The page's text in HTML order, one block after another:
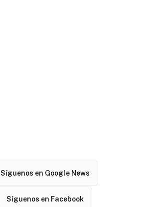
Síguenos en Google News
Síguenos en Facebook